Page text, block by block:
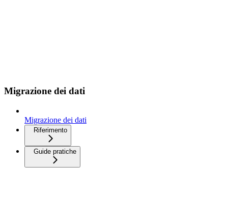
Migrazione dei dati
Migrazione dei dati
Riferimento
Guide pratiche